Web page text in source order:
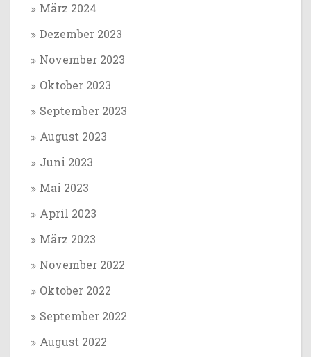
März 2024
Dezember 2023
November 2023
Oktober 2023
September 2023
August 2023
Juni 2023
Mai 2023
April 2023
März 2023
November 2022
Oktober 2022
September 2022
August 2022